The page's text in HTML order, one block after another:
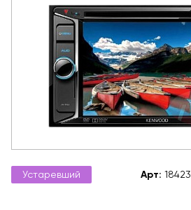
Устаревший Арт: 18423